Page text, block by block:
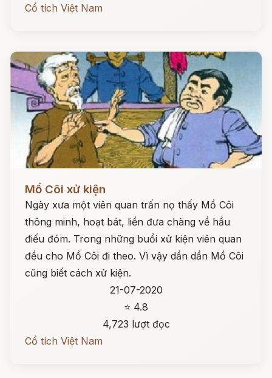
Cổ tích Việt Nam
Đọc ngay
Mồ Côi xử kiện
Ngày xưa một viên quan trấn nọ thấy Mồ Côi
thông minh, hoạt bát, liền đưa chàng về hầu
điếu đóm. Trong những buổi xử kiện viên quan
đều cho Mồ Côi đi theo. Vì vậy dần dần Mồ Côi
cũng biết cách xử kiện.
21-07-2020
⭐ 4.8
4,723 lượt đọc
Cổ tích Việt Nam